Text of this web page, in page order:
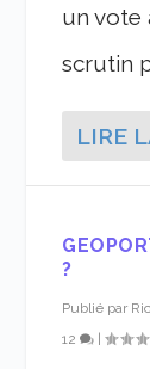
un vote
scrutin
LIRE
?
Publié par
12
|